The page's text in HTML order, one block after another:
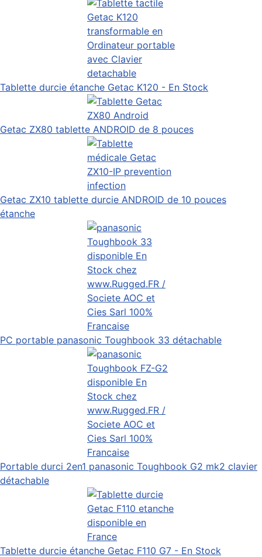
Tablette durcie étanche Getac K120 - En Stock
Getac ZX80 tablette ANDROID de 8 pouces
Getac ZX10 tablette durcie ANDROID de 10 pouces
étanche
PC portable panasonic Toughbook 33 détachable
Portable durci 2en1 panasonic Toughbook G2 mk2 clavier
détachable
Tablette durcie étanche Getac F110 G7 - En Stock